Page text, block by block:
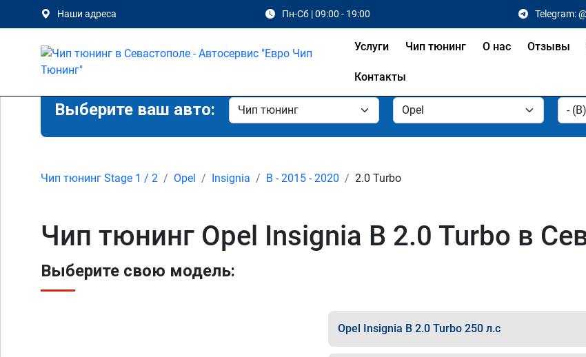
Наши адреса Пн-Сб | 09:00 - 19:00 Telegram:
Услуги Чип тюнинг О нас Отзывы
Контакты
Выберите ваш авто:
Чип тюнинг Stage 1 / 2 Opel Insignia B - 2015 - 2020 2.0 Turbo
Чип тюнинг Opel Insignia B 2.0 Turbo в
Выберите свою модель:
Opel Insignia B 2.0 Turbo 250 л.с